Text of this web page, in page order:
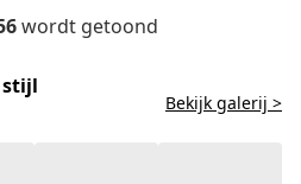
wordt getoond
stijl
Bekijk galerij >